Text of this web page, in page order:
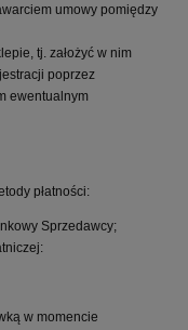
umowy pomiędzy
tj. założyć w nim
poprzez
ewentualnym
płatności:
Sprzedawcy;
w momencie